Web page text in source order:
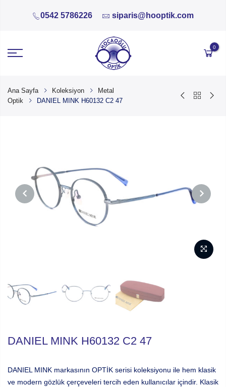
0542 5786226 siparis@hooptik.com
0
Ana Sayfa Koleksiyon
Metal
Optik
DANIEL MINK H60132 C2 47
DANIEL MINK H60132 C2 47
DANIEL MINK markasının OPTİK serisi koleksiyonu ile hem klasik
ve modern gözlük çerçeveleri tercih eden kullanıcılar içindir. Klasik